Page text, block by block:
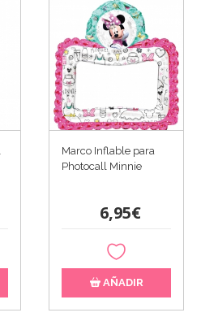
Marco Inflable para
Photocall Minnie
6,95€
AÑADIR